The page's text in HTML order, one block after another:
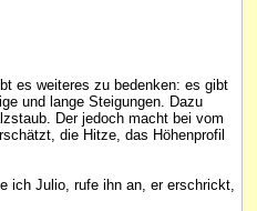
es weiteres zu bedenken: es gibt
und lange Steigungen. Dazu
Der jedoch macht bei vom
die Hitze, das Höhenprofil
ich Julio, rufe ihn an, er erschrickt,